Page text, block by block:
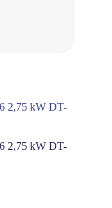
2,75 kW DT-
2,75 kW DT-